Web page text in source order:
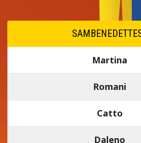
Martina
Romani
Catto
Daleno